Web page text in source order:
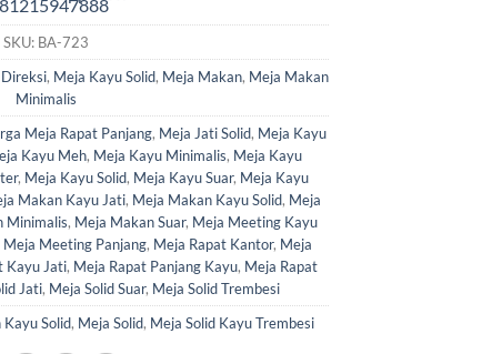
SKU: BA-723
, Meja Kayu Solid, Meja Makan, Meja Makan
Minimalis
Meja Rapat Panjang, Meja Jati Solid, Meja Kayu
Kayu Meh, Meja Kayu Minimalis, Meja Kayu
, Meja Kayu Solid, Meja Kayu Suar, Meja Kayu
Makan Kayu Jati, Meja Makan Kayu Solid, Meja
Minimalis, Meja Makan Suar, Meja Meeting Kayu
Meja Meeting Panjang, Meja Rapat Kantor, Meja
Kayu Jati, Meja Rapat Panjang Kayu, Meja Rapat
Jati, Meja Solid Suar, Meja Solid Trembesi
Solid, Meja Solid, Meja Solid Kayu Trembesi